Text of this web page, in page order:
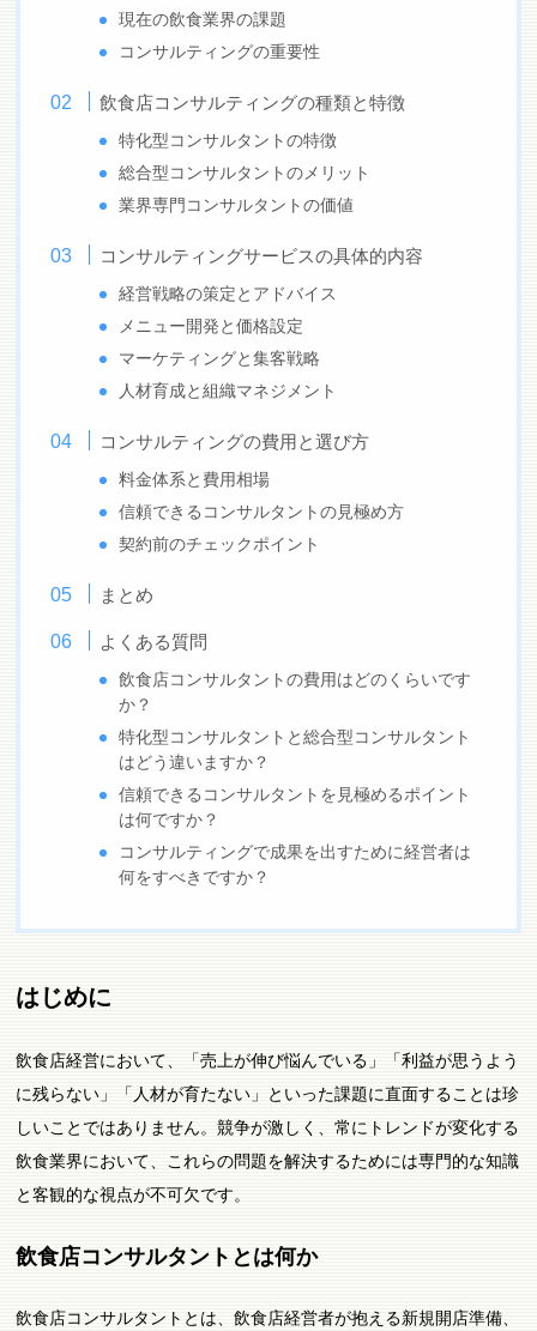
現在の飲食業界の課題
コンサルティングの重要性
飲食店コンサルティングの種類と特徴
特化型コンサルタントの特徴
総合型コンサルタントのメリット
業界専門コンサルタントの価値
コンサルティングサービスの具体的内容
経営戦略の策定とアドバイス
メニュー開発と価格設定
マーケティングと集客戦略
人材育成と組織マネジメント
コンサルティングの費用と選び方
料金体系と費用相場
信頼できるコンサルタントの見極め方
契約前のチェックポイント
まとめ
よくある質問
飲食店コンサルタントの費用はどのくらいです
か？
特化型コンサルタントと総合型コンサルタント
はどう違いますか？
信頼できるコンサルタントを見極めるポイント
は何ですか？
コンサルティングで成果を出すために経営者は
何をすべきですか？
はじめに
飲食店経営において、「売上が伸び悩んでいる」「利益が思うよう
に残らない」「人材が育たない」といった課題に直面することは珍
しいことではありません。競争が激しく、常にトレンドが変化する
飲食業界において、これらの問題を解決するためには専門的な知識
と客観的な視点が不可欠です。
飲食店コンサルタントとは何か
飲食店コンサルタントとは、飲食店経営者が抱える新規開店準備、